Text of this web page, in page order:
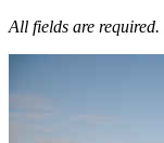
All fields are required.